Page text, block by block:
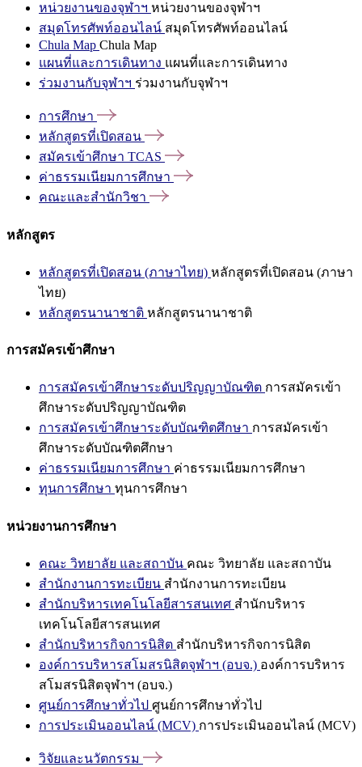
หน่วยงานของจุฬาฯ หน่วยงานของจุฬาฯ
สมุดโทรศัพท์ออนไลน์ สมุดโทรศัพท์ออนไลน์
Chula Map Chula Map
แผนที่และการเดินทาง แผนที่และการเดินทาง
ร่วมงานกับจุฬาฯ ร่วมงานกับจุฬาฯ
การศึกษา
หลักสูตรที่เปิดสอน
สมัครเข้าศึกษา TCAS
ค่าธรรมเนียมการศึกษา
คณะและสำนักวิชา
หลักสูตร
หลักสูตรที่เปิดสอน (ภาษาไทย) หลักสูตรที่เปิดสอน (ภาษา
ไทย)
หลักสูตรนานาชาติ หลักสูตรนานาชาติ
การสมัครเข้าศึกษา
การสมัครเข้าศึกษาระดับปริญญาบัณฑิต การสมัครเข้า
ศึกษาระดับปริญญาบัณฑิต
การสมัครเข้าศึกษาระดับบัณฑิตศึกษา การสมัครเข้า
ศึกษาระดับบัณฑิตศึกษา
ค่าธรรมเนียมการศึกษา ค่าธรรมเนียมการศึกษา
ทุนการศึกษา ทุนการศึกษา
หน่วยงานการศึกษา
คณะ วิทยาลัย และสถาบัน คณะ วิทยาลัย และสถาบัน
สำนักงานการทะเบียน สำนักงานการทะเบียน
สำนักบริหารเทคโนโลยีสารสนเทศ สำนักบริหาร
เทคโนโลยีสารสนเทศ
สำนักบริหารกิจการนิสิต สำนักบริหารกิจการนิสิต
องค์การบริหารสโมสรนิสิตจุฬาฯ (อบจ.) องค์การบริหาร
สโมสรนิสิตจุฬาฯ (อบจ.)
ศูนย์การศึกษาทั่วไป ศูนย์การศึกษาทั่วไป
การประเมินออนไลน์ (MCV) การประเมินออนไลน์ (MCV)
วิจัยและนวัตกรรม